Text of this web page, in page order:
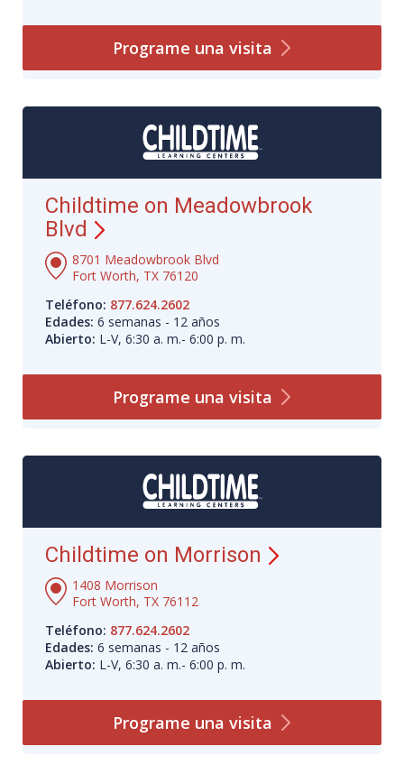
Programe una visita
Childtime on Meadowbrook
Blvd
8701 Meadowbrook Blvd
Fort Worth, TX 76120
Teléfono: 877.624.2602
Edades: 6 semanas - 12 años
Abierto: L-V, 6:30 a. m.- 6:00 p. m.
Programe una visita
Childtime on Morrison
1408 Morrison
Fort Worth, TX 76112
Teléfono: 877.624.2602
Edades: 6 semanas - 12 años
Abierto: L-V, 6:30 a. m.- 6:00 p. m.
Programe una visita